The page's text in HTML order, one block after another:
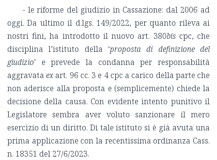
- le riforme del giudizio in Cassazione: dal 2006 ad
oggi. Da ultimo il d.lgs. 149/2022, per quanto rileva ai
nostri fini, ha introdotto il nuovo art. 380biscpc, che
disciplina l’istituto della ‘proposta di definizione del
giudizio’ e prevede la condanna per responsabilità
aggravataexart. 96 cc. 3 e 4 cpc a carico della parte che
non aderisce alla proposta e (semplicemente) chiede la
decisione della causa. Con evidente intento punitivo il
Legislatore sembra aver voluto sanzionare il mero
esercizio di un diritto. Di tale istituto si è già avuta una
prima applicazione con la recentissima ordinanza Cass.
n. 18351 del 27/6/2023.